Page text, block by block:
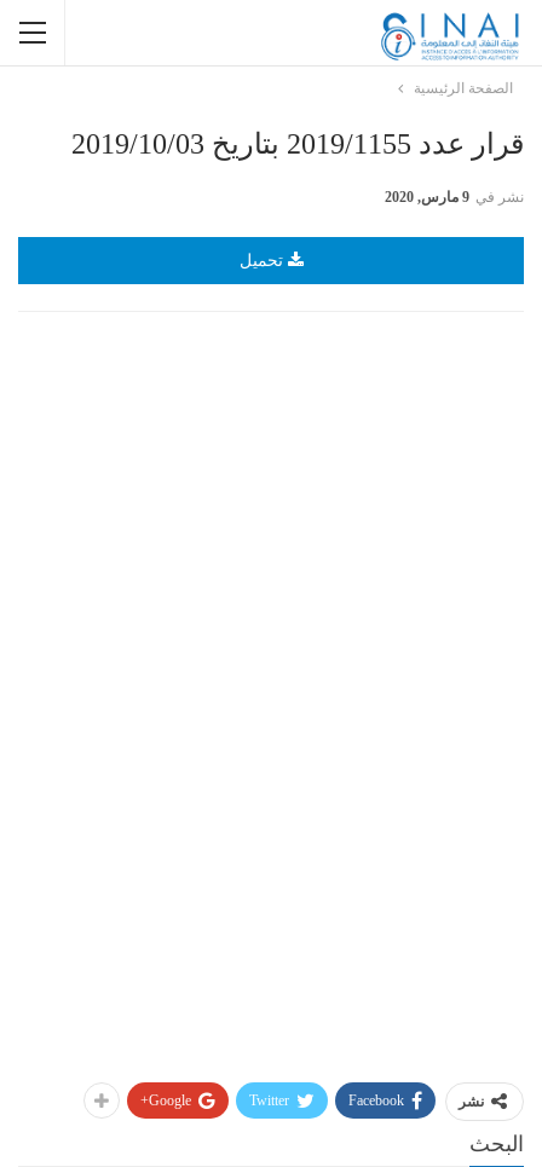
الصفحة الرئيسية
قرار عدد 2019/1155 بتاريخ 2019/10/03
نشر في 9 مارس, 2020
تحميل
نشر Facebook
Twitter
Google+
البحث